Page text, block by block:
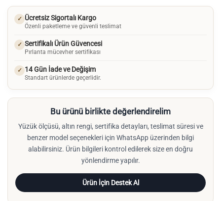
✓ Ücretsiz Sigortalı Kargo
Özenli paketleme ve güvenli teslimat
✓ Sertifikalı Ürün Güvencesi
Pırlanta mücevher sertifikası
✓ 14 Gün İade ve Değişim
Standart ürünlerde geçerlidir.
Bu ürünü birlikte değerlendirelim
Yüzük ölçüsü, altın rengi, sertifika detayları, teslimat süresi ve
benzer model seçenekleri için WhatsApp üzerinden bilgi
alabilirsiniz. Ürün bilgileri kontrol edilerek size en doğru
yönlendirme yapılır.
Ürün İçin Destek Al